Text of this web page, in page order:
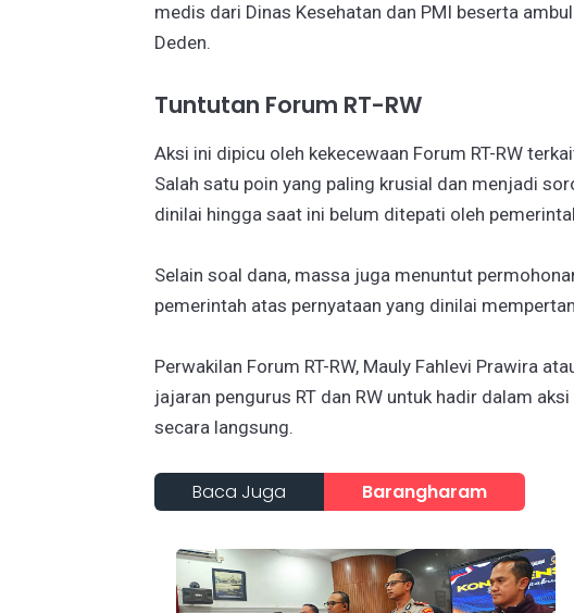
medis dari Dinas Kesehatan dan PMI beserta
Deden.
Tuntutan Forum RT-RW
Aksi ini dipicu oleh kekecewaan Forum RT-RW
Salah satu poin yang paling krusial dan menjadi
dinilai hingga saat ini belum ditepati oleh
Selain soal dana, massa juga menuntut
pemerintah atas pernyataan yang dinilai
Perwakilan Forum RT-RW, Mauly Fahlevi Prawira
jajaran pengurus RT dan RW untuk hadir dalam
secara langsung.
Baca Juga Barangharam